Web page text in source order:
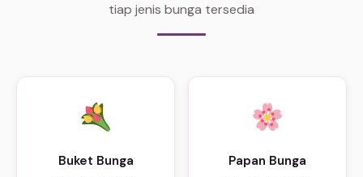
tiap jenis bunga tersedia
Buket Bunga Papan Bunga